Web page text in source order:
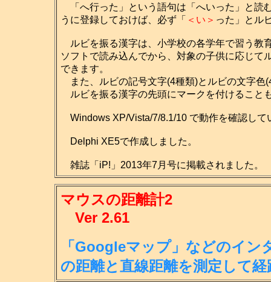
「へ行った」という語句は「へいった」と読
うに登録しておけば、必ず「 ＜い＞ った」とル
ルビを振る漢字は、小学校の各学年で習う教
ソフトで読み込んでから、対象の子供に応じて
できます。
また、ルビの記号文字(4種類)とルビの文字色
ルビを振る漢字の先頭にマークを付けること
Windows XP/Vista/7/8.1/10 で動作を確認して
Delphi XE5で作成しました。
雑誌「iP!」2013年7月号に掲載されました。
マウスの距離計2
Ver 2.61
「Googleマップ」などのイン
の距離と直線距離を測定して